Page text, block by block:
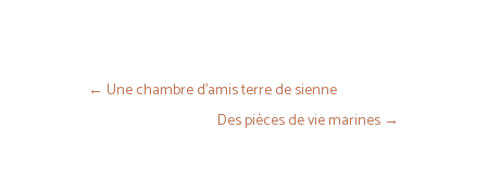
← Une chambre d'amis terre de sienne
Des pièces de vie marines →